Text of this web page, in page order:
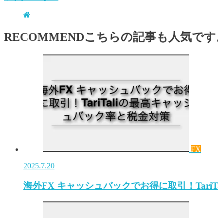
RECOMMENDこちらの記事も人気です
FX
2025.7.20
海外FX キャッシュバックでお得に取引！